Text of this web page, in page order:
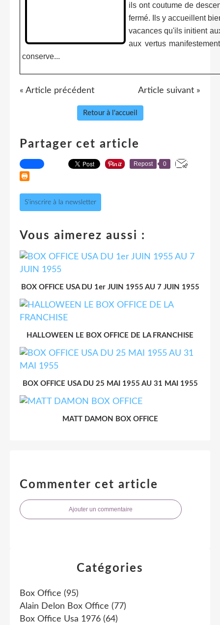
ils ont coutume de
fermé. Ils y accueillent
vacances qu'ils initient
aux vertus
conserve...
« Article précédent Article suivant »
Retour à l'accueil
Partager cet article
Repost 0
S'inscrire à la newsletter
Vous aimerez aussi :
BOX OFFICE USA DU 1er JUIN 1955 AU 7 JUIN 1955
HALLOWEEN LE BOX OFFICE DE LA FRANCHISE
BOX OFFICE USA DU 25 MAI 1955 AU 31 MAI 1955
MATT DAMON BOX OFFICE
Commenter cet article
Ajouter un commentaire
Catégories
Box Office (95)
Alain Delon Box Office (77)
Box Office Usa 1976 (64)